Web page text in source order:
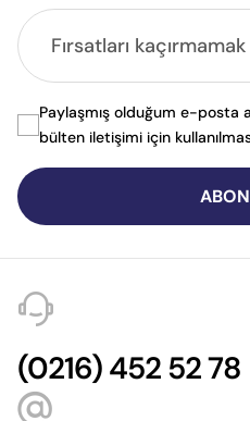
Paylaşmış olduğum e-posta
bülten iletişimi için
(0216) 452 52 78